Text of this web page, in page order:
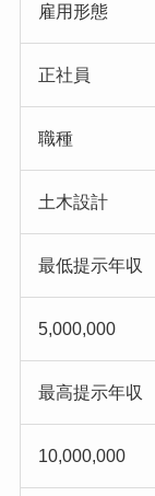
雇用形態
正社員
職種
土木設計
最低提示年収
5,000,000
最高提示年収
10,000,000